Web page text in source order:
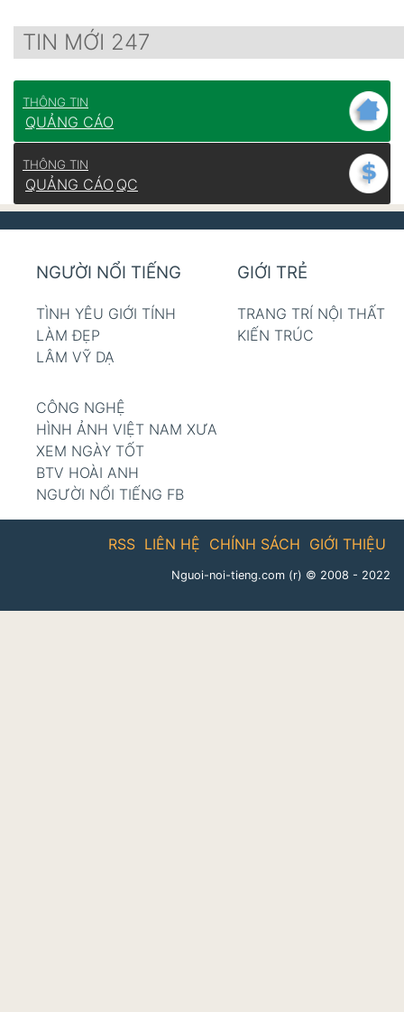
TIN MỚI 247
THÔNG TIN
QUẢNG CÁO
THÔNG TIN
QUẢNG CÁO QC
NGƯỜI NỔI TIẾNG
TÌNH YÊU GIỚI TÍNH
LÀM ĐẸP
LÂM VỸ DẠ
GIỚI TRẺ
TRANG TRÍ NỘI THẤT
KIẾN TRÚC
CÔNG NGHỆ
HÌNH ẢNH VIỆT NAM XƯA
XEM NGÀY TỐT
BTV HOÀI ANH
NGƯỜI NỔI TIẾNG FB
GIỚI THIỆU
CHÍNH SÁCH
LIÊN HỆ
RSS
Nguoi-noi-tieng.com (r) © 2008 - 2022